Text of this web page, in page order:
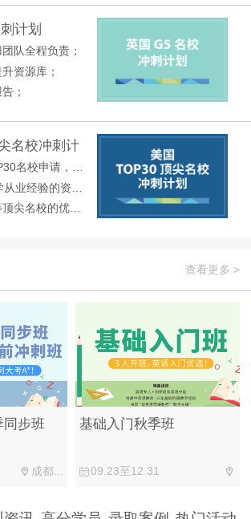
计划
队全程负责；
资源库；
；
名校冲刺计
名校申请，高
业经验的资深
尖名校的优秀
查看更多 >
同步班
成都...
基础入门秋季班
09.23至12.31